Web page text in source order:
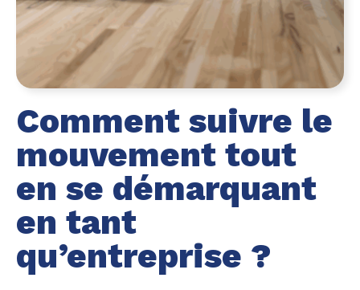
Comment suivre le
mouvement tout
en se démarquant
en tant
qu’entreprise ?